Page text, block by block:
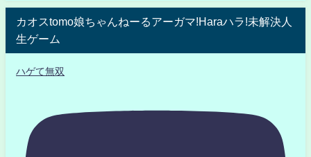
カオスtomo娘ちゃんねーるアーガマ!Haraハラ!未解決人
生ゲーム
ハゲて無双